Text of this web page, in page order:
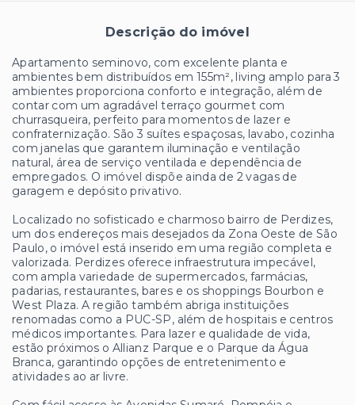
Descrição do imóvel
Apartamento seminovo, com excelente planta e
ambientes bem distribuídos em 155m², living amplo para 3
ambientes proporciona conforto e integração, além de
contar com um agradável terraço gourmet com
churrasqueira, perfeito para momentos de lazer e
confraternização. São 3 suítes espaçosas, lavabo, cozinha
com janelas que garantem iluminação e ventilação
natural, área de serviço ventilada e dependência de
empregados. O imóvel dispõe ainda de 2 vagas de
garagem e depósito privativo.
Localizado no sofisticado e charmoso bairro de Perdizes,
um dos endereços mais desejados da Zona Oeste de São
Paulo, o imóvel está inserido em uma região completa e
valorizada. Perdizes oferece infraestrutura impecável,
com ampla variedade de supermercados, farmácias,
padarias, restaurantes, bares e os shoppings Bourbon e
West Plaza. A região também abriga instituições
renomadas como a PUC-SP, além de hospitais e centros
médicos importantes. Para lazer e qualidade de vida,
estão próximos o Allianz Parque e o Parque da Água
Branca, garantindo opções de entretenimento e
atividades ao ar livre.